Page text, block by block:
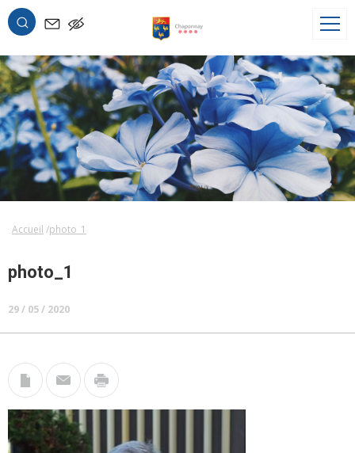
OK
Accueil photo_1
photo_1
29 / 05 / 2020